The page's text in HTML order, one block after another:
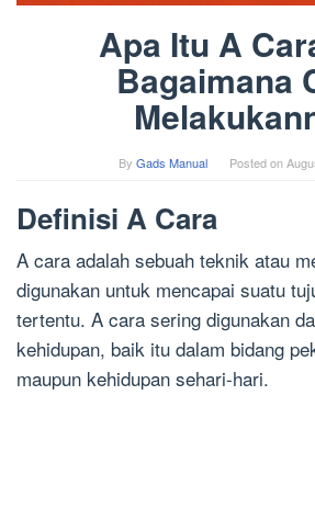
Apa Itu A
Bagaimana
By Gads Manual Posted on
Definisi A Cara
A cara adalah sebuah teknik atau
digunakan untuk mencapai suatu
tertentu. A cara sering digunakan
kehidupan, baik itu dalam bidang
maupun kehidupan sehari-hari.